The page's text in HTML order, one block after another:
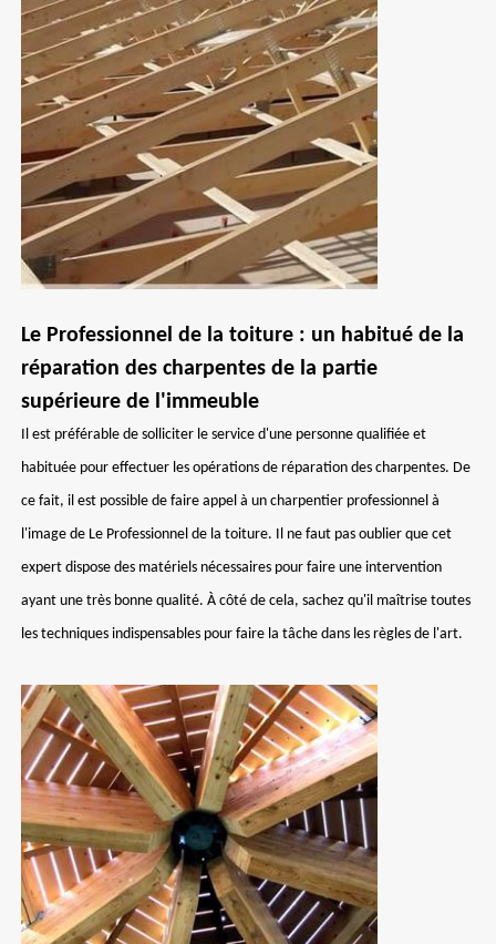
Le Professionnel de la toiture : un habitué de la
réparation des charpentes de la partie
supérieure de l'immeuble
Il est préférable de solliciter le service d'une personne qualifiée et
habituée pour effectuer les opérations de réparation des charpentes. De
ce fait, il est possible de faire appel à un charpentier professionnel à
l'image de Le Professionnel de la toiture. Il ne faut pas oublier que cet
expert dispose des matériels nécessaires pour faire une intervention
ayant une très bonne qualité. À côté de cela, sachez qu'il maîtrise toutes
les techniques indispensables pour faire la tâche dans les règles de l'art.